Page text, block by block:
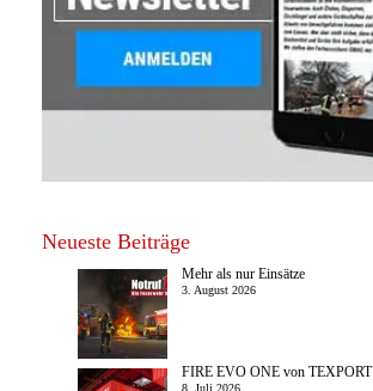
Neueste Beiträge
Mehr als nur Einsätze
3. August 2026
FIRE EVO ONE von TEXPORT
8. Juli 2026